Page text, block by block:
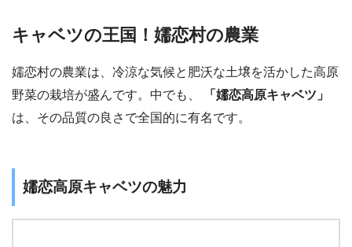
キャベツの王国！嬬恋村の農業
嬬恋村の農業は、冷涼な気候と肥沃な土壌を活かした高原
野菜の栽培が盛んです。中でも、
「嬬恋高原キャベツ」
は、その品質の良さで全国的に有名です。
嬬恋高原キャベツの魅力